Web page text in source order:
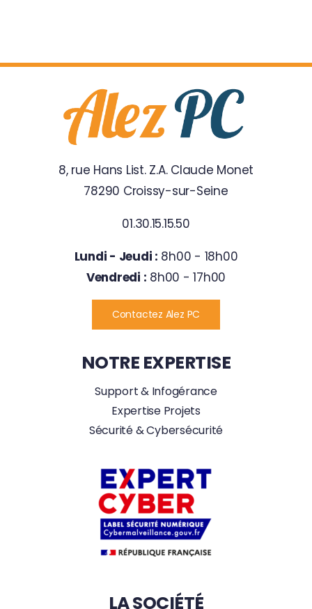
8, rue Hans List. Z.A. Claude Monet
78290 Croissy-sur-Seine
01.30.15.15.50
Lundi - Jeudi : 8h00 - 18h00
Vendredi : 8h00 - 17h00
Contactez Alez PC
NOTRE EXPERTISE
Support & Infogérance
Expertise Projets
Sécurité & Cybersécurité
LA SOCIÉTÉ